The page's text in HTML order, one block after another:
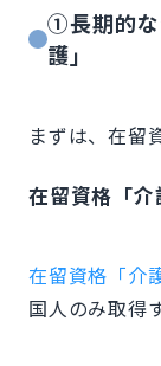
①長期的な
護」
まずは、在留
在留資格「
在留資格「介
国人のみ取得